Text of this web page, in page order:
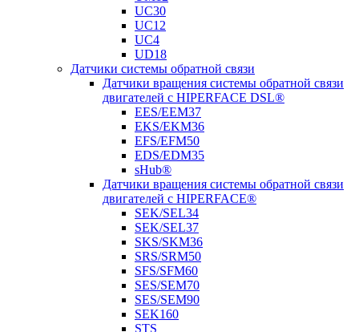
UC30
UC12
UC4
UD18
Датчики системы обратной связи
Датчики вращения системы обратной связи
двигателей с HIPERFACE DSL®
EES/EEM37
EKS/EKM36
EFS/EFM50
EDS/EDM35
sHub®
Датчики вращения системы обратной связи
двигателей с HIPERFACE®
SEK/SEL34
SEK/SEL37
SKS/SKM36
SRS/SRM50
SFS/SFM60
SES/SEM70
SES/SEM90
SEK160
STS